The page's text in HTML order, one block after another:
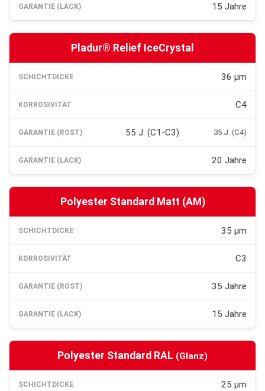
15 Jahre
Pladur® Relief IceCrystal
36 µm
C4
55 J. (C1-C3) 35 J. (C4)
20 Jahre
Polyester Standard Matt (AM)
35 µm
C3
35 Jahre
15 Jahre
Polyester Standard RAL (Glanz)
25 µm